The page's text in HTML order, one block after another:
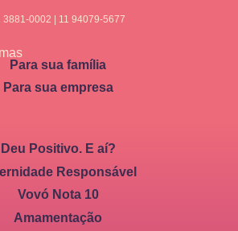
3881-0002 | 11 94079-5677
Para sua família
Para sua empresa
Deu Positivo. E aí?
Responsável
Vovó Nota 10
Amamentação